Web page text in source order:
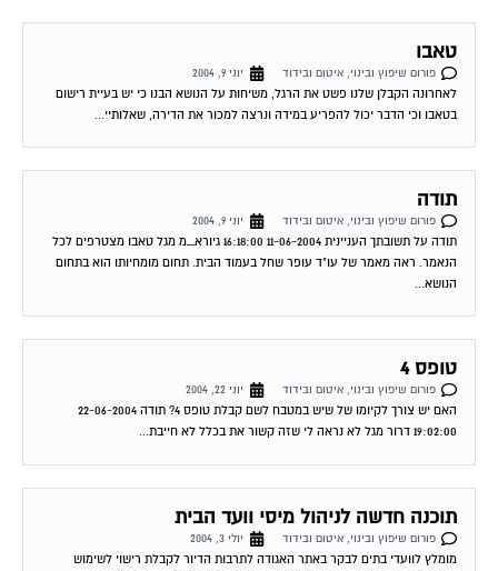
טאבו
פורום שיפוץ ובינוי, איטום ובידוד
יוני 9, 2004
לאחרונה הקבלן שלנו פשט את הרגל, משיחות על הנושא הבנו כי יש בעיית רישום
בטאבו וכי הדבר יכול להפריע במידה ונרצה למכור את הדירה, שאלותיי...
תודה
פורום שיפוץ ובינוי, איטום ובידוד
יוני 9, 2004
תודה על תשובתך העניינית 11-06-2004 16:18:00 גיורא_מ מגל טאבו מצטרפים לכל
הנאמר. ראה מאמר של עו"ד עופר שחל בעמוד הבית. תחום מומחיותו הוא בתחום
הנושא...
טופס 4
פורום שיפוץ ובינוי, איטום ובידוד
יוני 22, 2004
האם יש צורך לקיומו של שיש במטבח לשם קבלת טופס 4? תודה 22-06-2004
19:02:00 דרור מגל לא נראה לי שזה קשור את בכלל לא חייבת...
תוכנה חדשה לניהול מיסי וועד הבית
פורום שיפוץ ובינוי, איטום ובידוד
יולי 3, 2004
מומלץ לוועדי בתים לבקר באתר האגודה לתרבות הדיור לקבלת רישוי לשימוש